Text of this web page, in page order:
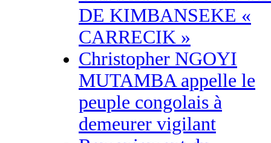
DE KIMBANSEKE «
CARRECIK »
Christopher NGOYI
MUTAMBA appelle le
peuple congolais à
demeurer vigilant